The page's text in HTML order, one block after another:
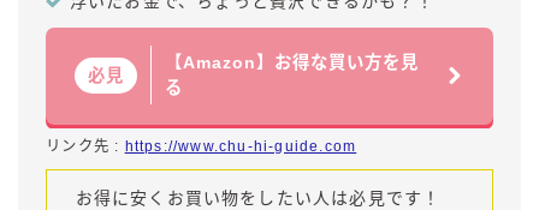
必見
【Amazon】お得な買い方を見
る
リンク先 : https://www.chu-hi-guide.com
お得に安くお買い物をしたい人は必見です！